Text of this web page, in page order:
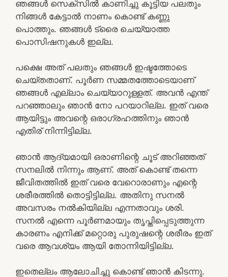
ഞങ്ങള്‍ സെക്സില്‍ കാണിച്ചു കൂട്ടിയ പലതും
നിങ്ങള്‍ കേട്ടാല്‍ നാണം കൊണ്ട് കണ്ണു
പൊത്തും. ഞങ്ങള്‍ ട്രൈ ചെയ്യാത്ത
പൊസിഷനുകള്‍ ഇല്ല.
പക്ഷെ അത് പലതും ഞങ്ങള്‍ ഇഷ്ടത്തോടെ
ചെയ്തതാണ്. പൂര്‍ണ സമ്മതത്തോടെയാണ്
ഞങ്ങള്‍ എല്ലാം ചെയ്യാറുള്ളത്. അവന്‍ എന്ത്
പറഞ്ഞാലും ഞാന്‍ നോ പറയാറില്ല. ഇത് വരെ
ആയിട്ടും അവന്റെ ഒരാഗ്രഹത്തിനും ഞാന്‍
എതിര് നിന്നിട്ടില്ല.
ഞാന്‍ ആദ്യമായി ഒരാണിന്റെ ചൂട് അറിഞ്ഞത്
സനലില്‍ നിന്നും ആണ്. അത് കൊണ്ട് തന്നെ
ജീവിതത്തില്‍ ഇത് വരെ വേറൊരാണും എന്റെ
ശരീരത്തില്‍ തൊട്ടിട്ടില്ല. അതിനു സനല്‍
അവസരം നല്‍കിയില്ല എന്നതാവും ശരി.
സനല്‍ എന്നെ പൂര്‍ണമായും തൃപ്തിപ്പെടുത്തുന്ന
കാരണം എനിക്ക് മറ്റൊരു പുരുഷന്റെ ശരീരം ഇത്
വരെ ആവശ്യം ആയി തോന്നിയിട്ടില്ല.
ഇതെല്ലം ആലോചിച്ചു കൊണ്ട് ഞാന്‍ കിടന്നു.